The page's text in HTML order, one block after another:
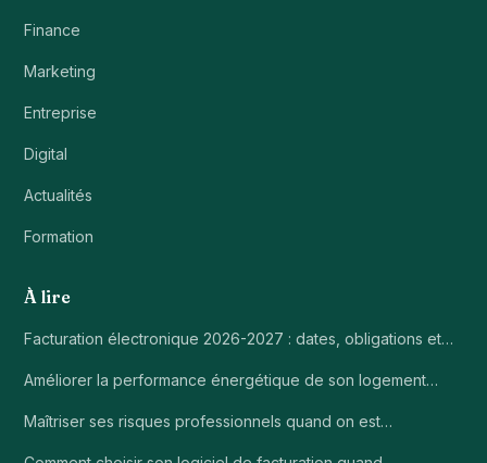
Finance
Marketing
Entreprise
Digital
Actualités
Formation
À lire
Facturation électronique 2026-2027 : dates, obligations et…
Améliorer la performance énergétique de son logement…
Maîtriser ses risques professionnels quand on est…